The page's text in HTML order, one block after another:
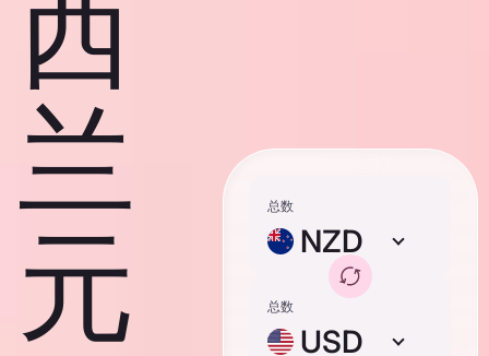
西
兰
元
总数
NZD
总数
USD